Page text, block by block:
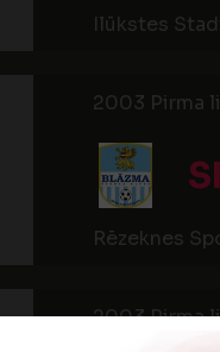
Ilūkstes
2003 Pirma
Rēzeknes
2003 Pirma